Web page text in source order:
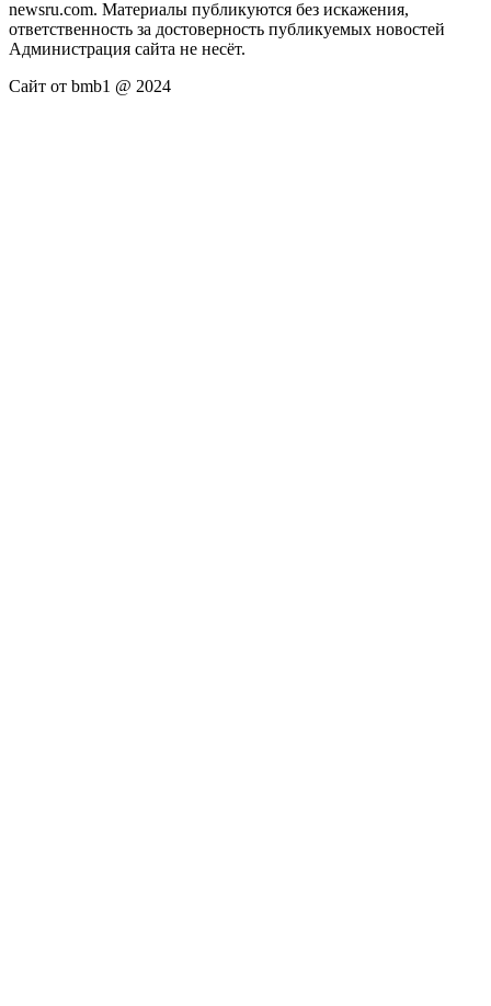
newsru.com. Материалы публикуются без искажения,
ответственность за достоверность публикуемых новостей
Администрация сайта не несёт.
Сайт от bmb1 @ 2024